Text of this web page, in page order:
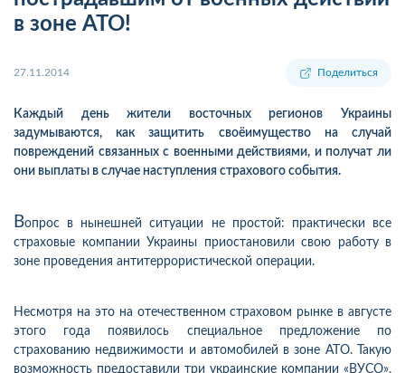
в зоне АТО!
27.11.2014 Поделиться
Каждый день жители восточных регионов Украины
задумываются, как защитить своёимущество на случай
повреждений связанных с военными действиями, и получат ли
они выплаты в случае наступления страхового события.
Вопрос в нынешней ситуации не простой: практически все
страховые компании Украины приостановили свою работу в
зоне проведения антитеррористической операции.
Несмотря на это на отечественном страховом рынке в августе
этого года появилось специальное предложение по
страхованию недвижимости и автомобилей в зоне АТО. Такую
возможность предоставили три украинские компании «ВУСО»,